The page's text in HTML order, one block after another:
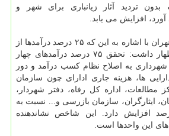
بدون تردید آثار زیانباری برای شهر و
افزایش می یابد.
خزانه دار شورای شهر تهران با اشاره به این كه ۲۵ درصد درآمدها از
جنس غیرنقد هستند، اظهار داشت: تحقق ۷۵ درصد درآمدهای چهار
شهرداری به اصلاح نظام كسب درآمد و دور
ها، هزینه جاری ادارای چون سازمان
مطالعات، اداره كل رفاه، دفتر شهردار،
ایثارگران، سازمان بازرسی و... نسبت به
مصوب ۱۳۳ درصد افزایش دارد. این شاخص نشاندهنده
این واحدها است.